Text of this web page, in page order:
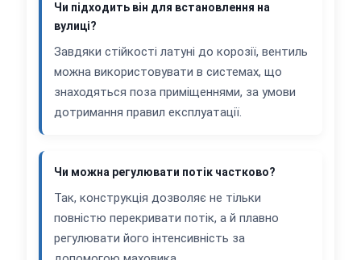
Чи підходить він для встановлення на
вулиці?
Завдяки стійкості латуні до корозії, вентиль
можна використовувати в системах, що
знаходяться поза приміщеннями, за умови
дотримання правил експлуатації.
Чи можна регулювати потік частково?
Так, конструкція дозволяє не тільки
повністю перекривати потік, а й плавно
регулювати його інтенсивність за